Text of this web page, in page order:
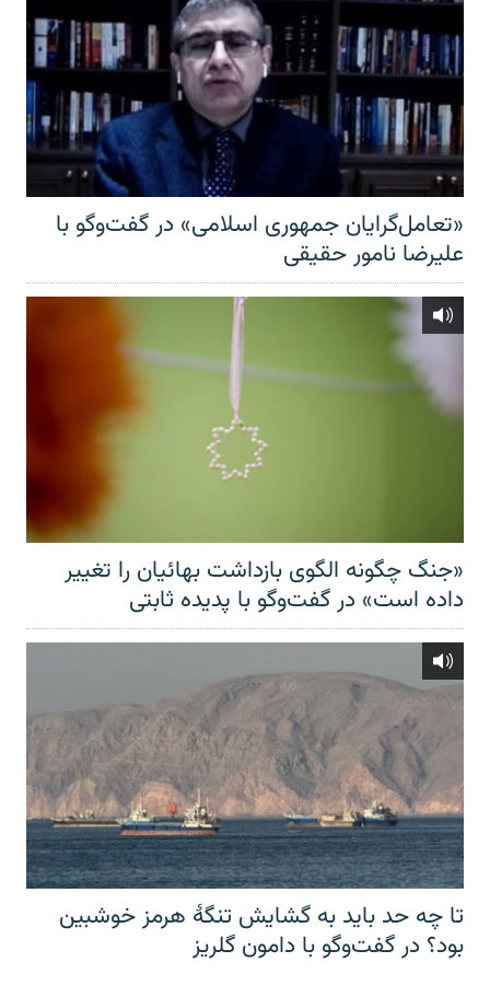
«تعامل‌گرایان جمهوری اسلامی» در گفت‌وگو با
علیرضا نامور حقیقی
«جنگ چگونه الگوی بازداشت بهائیان را تغییر
داده است» در گفت‌وگو با پدیده ثابتی
تا چه حد باید به گشایش تنگهٔ هرمز خوشبین
بود؟ در گفت‌وگو با دامون گلریز